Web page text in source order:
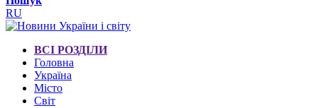
RU
ВСІ РОЗДІЛИ
Головна
Україна
Місто
Світ